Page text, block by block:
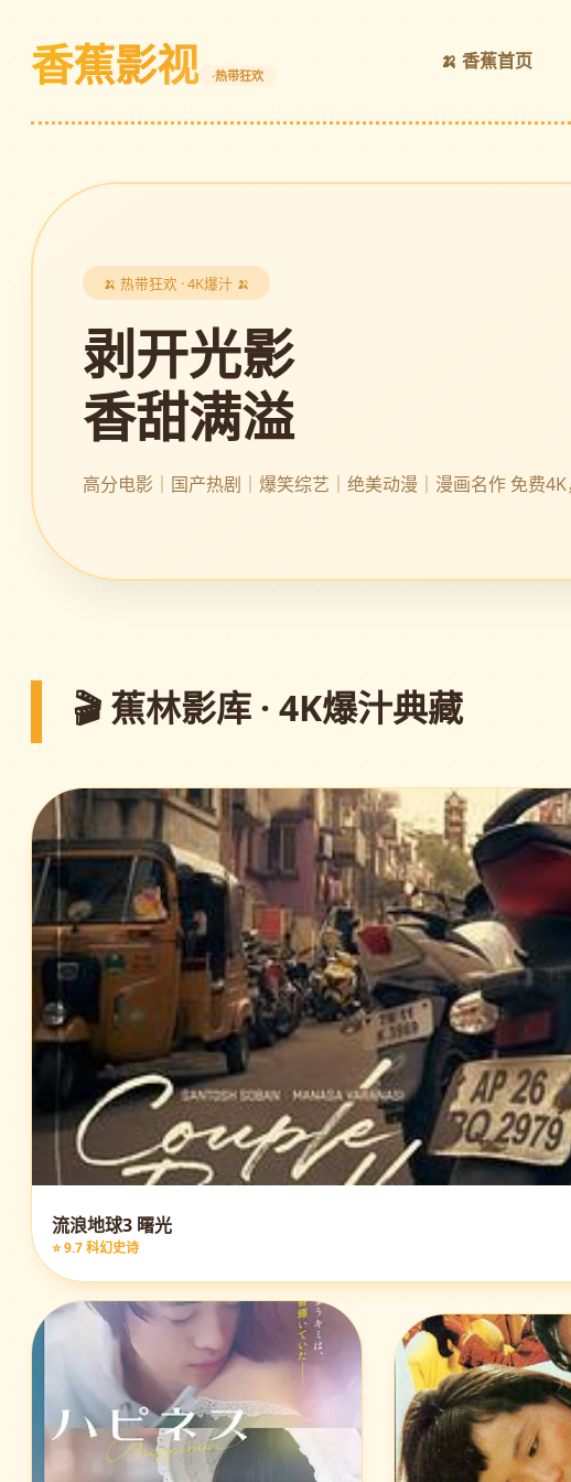
香蕉影视 ·热带狂欢
🍌 香蕉首页
🍌 热带狂欢 · 4K爆汁 🍌
剥开光影
香甜满溢
高分电影｜国产热剧｜爆笑综艺｜绝美动漫｜漫画名作 免费4K
🎬 蕉林影库 · 4K爆汁典藏
流浪地球3 曙光
⭐ 9.7 科幻史诗